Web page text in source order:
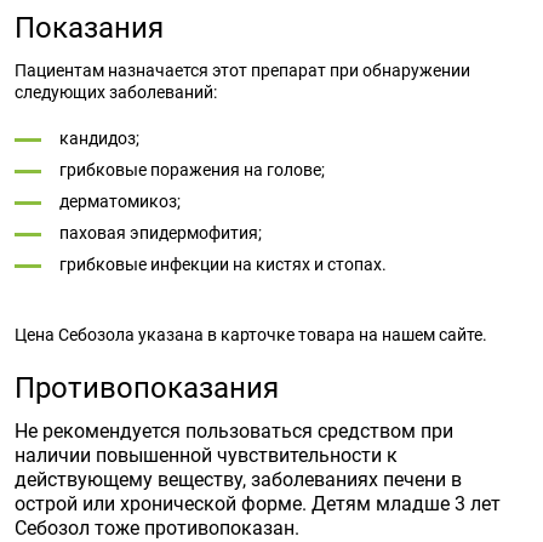
Показания
Пациентам назначается этот препарат при обнаружении
следующих заболеваний:
кандидоз;
грибковые поражения на голове;
дерматомикоз;
паховая эпидермофития;
грибковые инфекции на кистях и стопах.
Цена Себозола указана в карточке товара на нашем сайте.
Противопоказания
Не рекомендуется пользоваться средством при
наличии повышенной чувствительности к
действующему веществу, заболеваниях печени в
острой или хронической форме. Детям младше 3 лет
Себозол тоже противопоказан.